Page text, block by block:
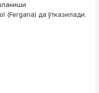
(Fergana) да ўтказилади.